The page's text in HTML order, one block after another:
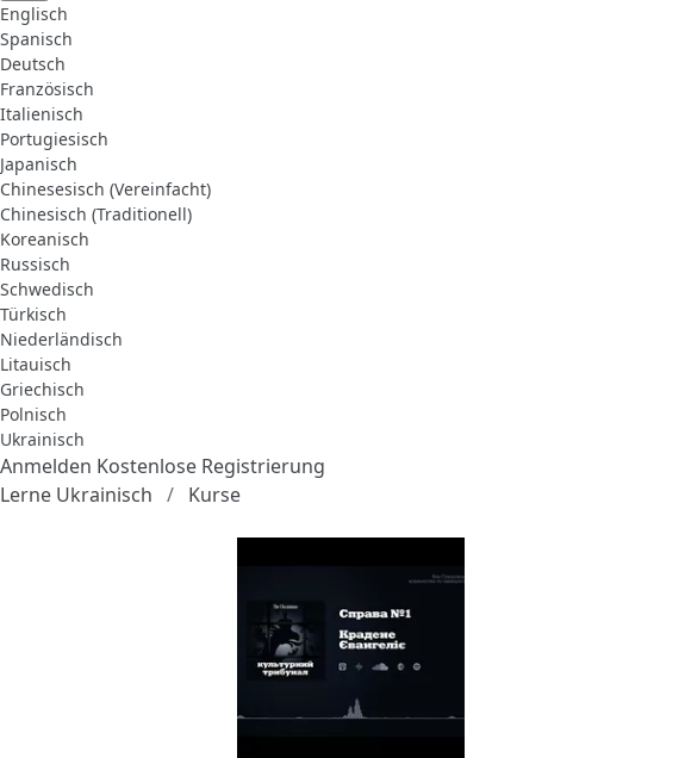
Englisch
Spanisch
Deutsch
Französisch
Italienisch
Portugiesisch
Japanisch
Chinesesisch (Vereinfacht)
Chinesisch (Traditionell)
Koreanisch
Russisch
Schwedisch
Türkisch
Niederländisch
Litauisch
Griechisch
Polnisch
Ukrainisch
Anmelden Kostenlose Registrierung
Lerne Ukrainisch
Kurse